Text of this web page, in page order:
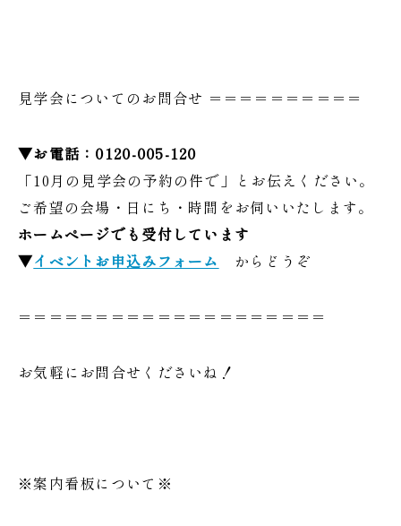
見学会についてのお問合せ ＝＝＝＝＝＝＝＝＝＝
▼お電話：0120-005-120
「10月の見学会の予約の件で」とお伝えください。
ご希望の会場・日にち・時間をお伺いいたします。
ホームページでも受付しています
▼イベントお申込みフォーム からどうぞ
＝＝＝＝＝＝＝＝＝＝＝＝＝＝＝＝＝＝＝＝
お気軽にお問合せくださいね！
※案内看板について※